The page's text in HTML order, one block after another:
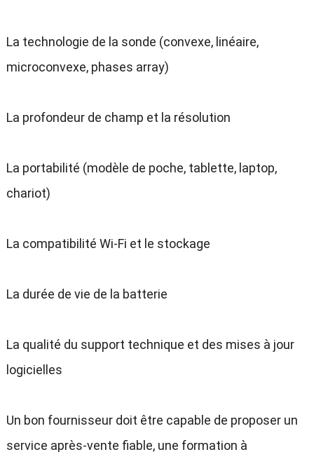
La technologie de la sonde (convexe, linéaire,
microconvexe, phases array)
La profondeur de champ et la résolution
La portabilité (modèle de poche, tablette, laptop,
chariot)
La compatibilité Wi-Fi et le stockage
La durée de vie de la batterie
La qualité du support technique et des mises à jour
logicielles
Un bon fournisseur doit être capable de proposer un
service après-vente fiable, une formation à